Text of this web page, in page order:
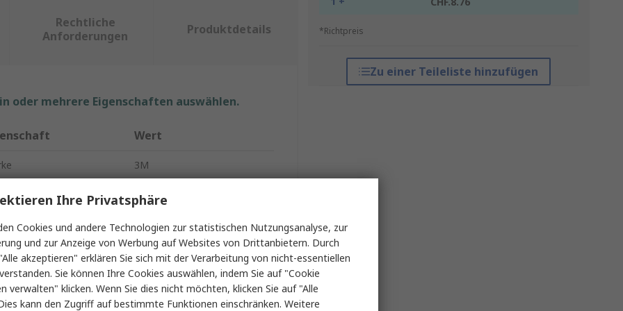
*Richtpreis
Zu einer Teileliste hinzufügen
Rechtliche
Anforderungen
Produktdetails
oder mehrere Eigenschaften auswählen.
Wert
3M
Typ Einweg-Overall
Weiß
Overall
Unisex
Ihre Privatsphäre
Cookies und andere Technologien zur statistischen Nutzungsanalyse, zur
und zur Anzeige von Werbung auf Websites von Drittanbietern. Durch
akzeptieren" erklären Sie sich mit der Verarbeitung von nicht-essentiellen
Sie können Ihre Cookies auswählen, indem Sie auf "Cookie
verwalten" klicken. Wenn Sie dies nicht möchten, klicken Sie auf "Alle
kann den Zugriff auf bestimmte Funktionen einschränken. Weitere